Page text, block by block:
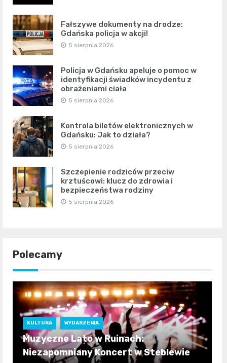
Fałszywe dokumenty na drodze:
Gdańska policja w akcji!
5 sierpnia 2026
Policja w Gdańsku apeluje o pomoc w
identyfikacji świadków incydentu z
obrażeniami ciała
5 sierpnia 2026
Kontrola biletów elektronicznych w
Gdańsku: Jak to działa?
5 sierpnia 2026
Szczepienie rodziców przeciw
krztuścowi: klucz do zdrowia i
bezpieczeństwa rodziny
5 sierpnia 2026
Polecamy
KULTURA WYDARZENIA
Muzyczne Lato w Ruinach:
Niezapomniany Koncert w Steblewie